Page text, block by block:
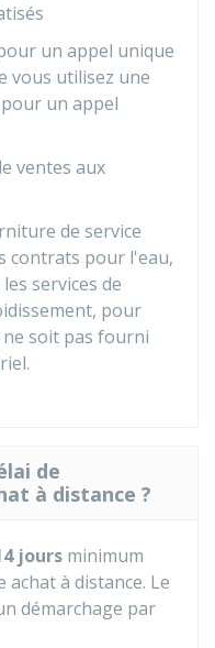
un appel unique
vous utilisez une
un appel
ventes aux
de service
contrats pour l'eau,
services de
pour
soit pas fourni
de
à distance ?
jours minimum
à distance. Le
démarchage par